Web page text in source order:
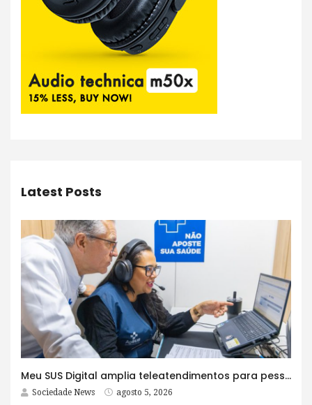
Latest Posts
Meu SUS Digital amplia teleatendimentos para pessoas com problemas com jogos e apostas
Sociedade News agosto 5, 2026